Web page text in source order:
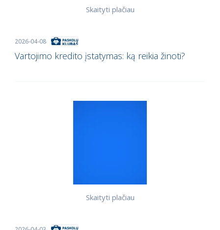
2026-04-08
Vartojimo kredito įstatymas: ką reikia žinoti?
Skaityti plačiau
Skaityti plačiau